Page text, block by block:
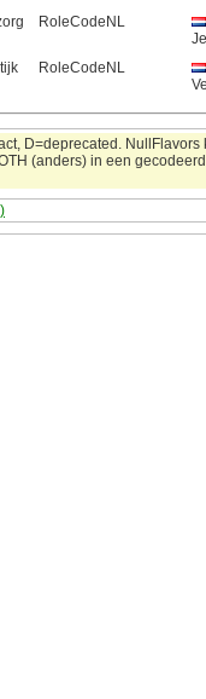
RoleCodeNL
RoleCodeNL
D=deprecated. NullFlavors
(anders) in een